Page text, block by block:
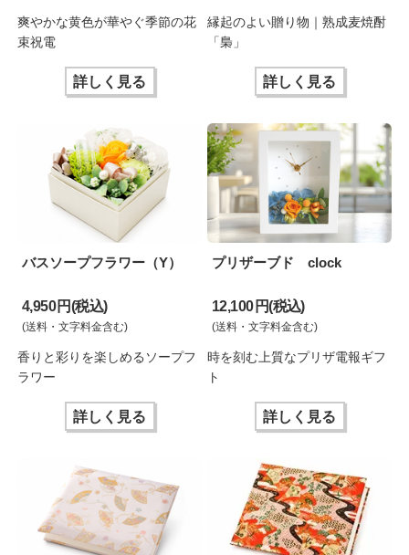
爽やかな黄色が華やぐ季節の花
束祝電
詳しく見る
縁起のよい贈り物｜熟成麦焼酎
「梟」
詳しく見る
バスソープフラワー（Y）
4,950 円(税込)
(送料・文字料金含む)
香りと彩りを楽しめるソープフ
ラワー
詳しく見る
プリザーブド clock
12,100 円(税込)
(送料・文字料金含む)
時を刻む上質なプリザ電報ギフ
ト
詳しく見る